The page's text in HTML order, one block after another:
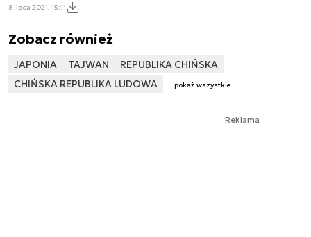
8 lipca 2021, 15:11
Zobacz również
JAPONIA TAJWAN
REPUBLIKA CHIŃSKA
CHIŃSKA REPUBLIKA LUDOWA
pokaż wszystkie
Reklama